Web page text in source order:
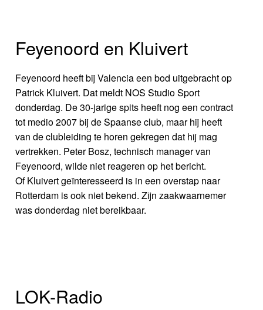
Feyenoord en Kluivert
Feyenoord heeft bij Valencia een bod uitgebracht op
Patrick Kluivert. Dat meldt NOS Studio Sport
donderdag. De 30-jarige spits heeft nog een contract
tot medio 2007 bij de Spaanse club, maar hij heeft
van de clubleiding te horen gekregen dat hij mag
vertrekken. Peter Bosz, technisch manager van
Feyenoord, wilde niet reageren op het bericht.
Of Kluivert geïnteresseerd is in een overstap naar
Rotterdam is ook niet bekend. Zijn zaakwaarnemer
was donderdag niet bereikbaar.
LOK-Radio